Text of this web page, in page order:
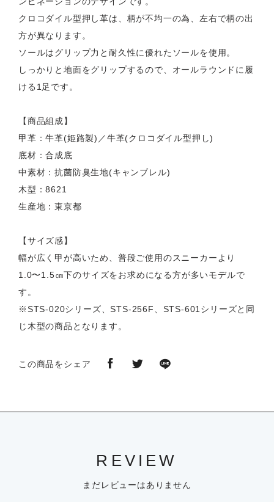
クロコダイル型押し革は、柄が不均一の為、左右で柄の出
方が異なります。
ソールはグリップ力と耐久性に優れたソールを使用。
しっかりと地面をグリップするので、オールラウンドに履
ける1足です。
【商品組成】
甲革：牛革(姫路製)／牛革(クロコダイル型押し)
底材：合成底
中素材：抗菌防臭生地(キャンブレル)
木型：8621
生産地：東京都
【サイズ感】
幅が広く甲が高いため、普段ご使用のスニーカーより
1.0〜1.5㎝下のサイズをお求めになる方が多いモデルで
す。
※STS-020シリーズ、STS-256F、STS-601シリーズと同
じ木型の商品となります。
この商品をシェア
REVIEW
まだレビューはありません